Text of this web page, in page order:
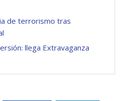
de terrorismo tras
llega Extravaganza